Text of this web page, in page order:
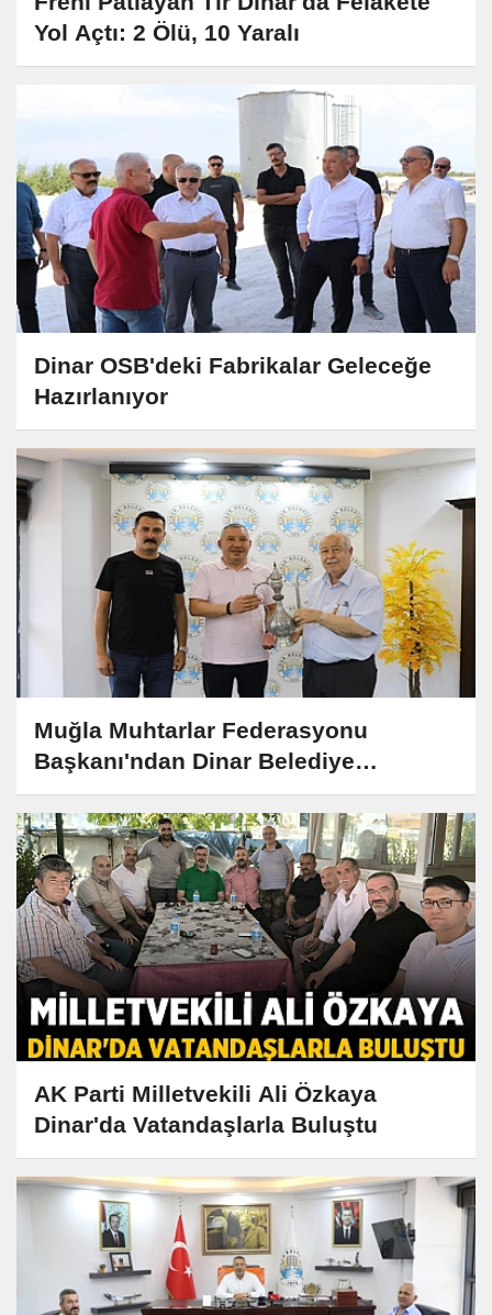
Yol Açtı: 2 Ölü, 10 Yaralı
Dinar OSB'deki Fabrikalar Geleceğe
Hazırlanıyor
Muğla Muhtarlar Federasyonu
Başkanı'ndan Dinar Belediye
Başkanına Ziyaret
AK Parti Milletvekili Ali Özkaya
Dinar'da Vatandaşlarla Buluştu